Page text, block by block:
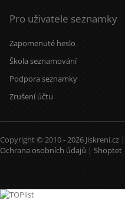
Pro uživatele seznamky
Zapomenuté heslo
Škola seznamování
Podpora seznamky
Zrušení účtu
Copyright © 2010 - 2026 Jiskreni.cz |
Ochrana osobních údajů | Shoptet